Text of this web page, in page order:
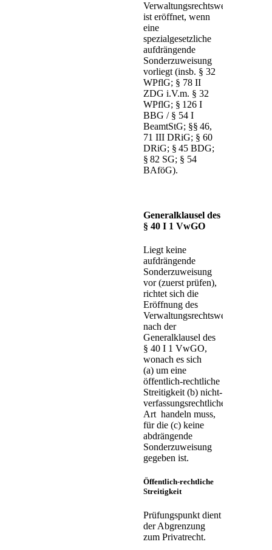
Verwaltungsrechtsweg
ist eröffnet, wenn
eine
spezialgesetzliche
aufdrängende
Sonderzuweisung
vorliegt (insb. § 32
WPflG; § 78 II
ZDG i.V.m. § 32
WPflG; § 126 I
BBG / § 54 I
BeamtStG; §§ 46,
71 III DRiG; § 60
DRiG; § 45 BDG;
§ 82 SG; § 54
BAföG).
Generalklausel des
§ 40 I 1 VwGO
Liegt keine
aufdrängende
Sonderzuweisung
vor (zuerst prüfen),
richtet sich die
Eröffnung des
Verwaltungsrechtsweges
nach der
Generalklausel des
§ 40 I 1 VwGO,
wonach es sich
(a) um eine
öffentlich-rechtliche
Streitigkeit (b) nicht-
verfassungsrechtlicher
Art handeln muss,
für die (c) keine
abdrängende
Sonderzuweisung
gegeben ist.
Öffentlich-rechtliche
Streitigkeit
Prüfungspunkt dient
der Abgrenzung
zum Privatrecht.